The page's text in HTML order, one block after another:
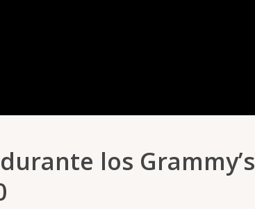
los Grammy’s